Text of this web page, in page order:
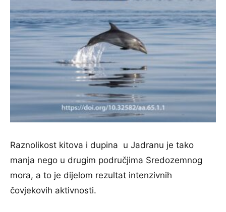
Raznolikost kitova i dupina u Jadranu je tako
manja nego u drugim područjima Sredozemnog
mora, a to je dijelom rezultat intenzivnih
čovjekovih aktivnosti.